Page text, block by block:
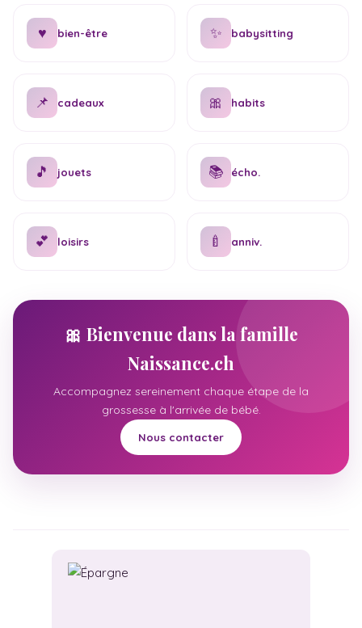
♥ bien-être ✨ babysitting
📌 cadeaux 🎀 habits
🎵 jouets 📚 écho.
💕 loisirs 🍼 anniv.
🎀 Bienvenue dans la famille
Naissance.ch
Accompagnez sereinement chaque étape de la
grossesse à l'arrivée de bébé.
Nous contacter